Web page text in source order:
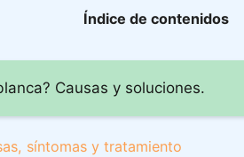
Índice de contenidos
Causas y soluciones.
síntomas y tratamiento